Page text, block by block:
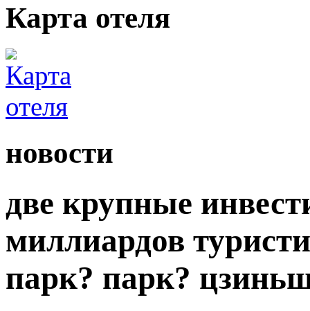
Карта отеля
новости
две крупные
миллиардов
парк? парк?